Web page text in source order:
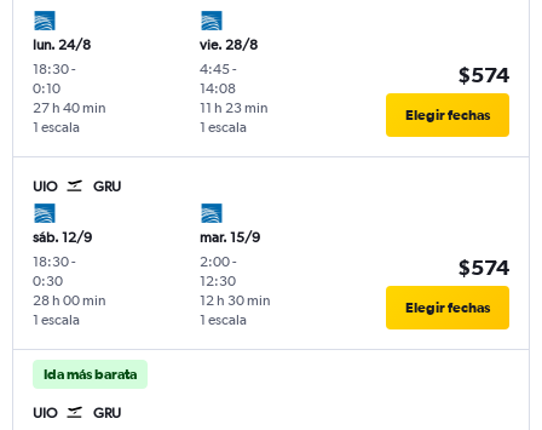
lun. 24/8
18:30-
0:10
1 escala
27 h 40 min
vie. 28/8
4:45-
14:08
1 escala
11 h 23 min
$574
Elegir fechas
UIO GRU
sáb. 12/9
18:30-
0:30
1 escala
28 h 00 min
mar. 15/9
2:00-
12:30
1 escala
12 h 30 min
$574
Elegir fechas
Ida más barata
UIO GRU